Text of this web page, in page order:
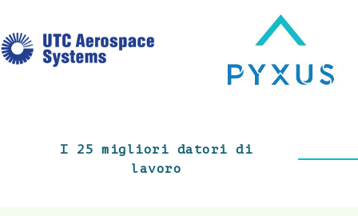
I 25 migliori datori di
lavoro